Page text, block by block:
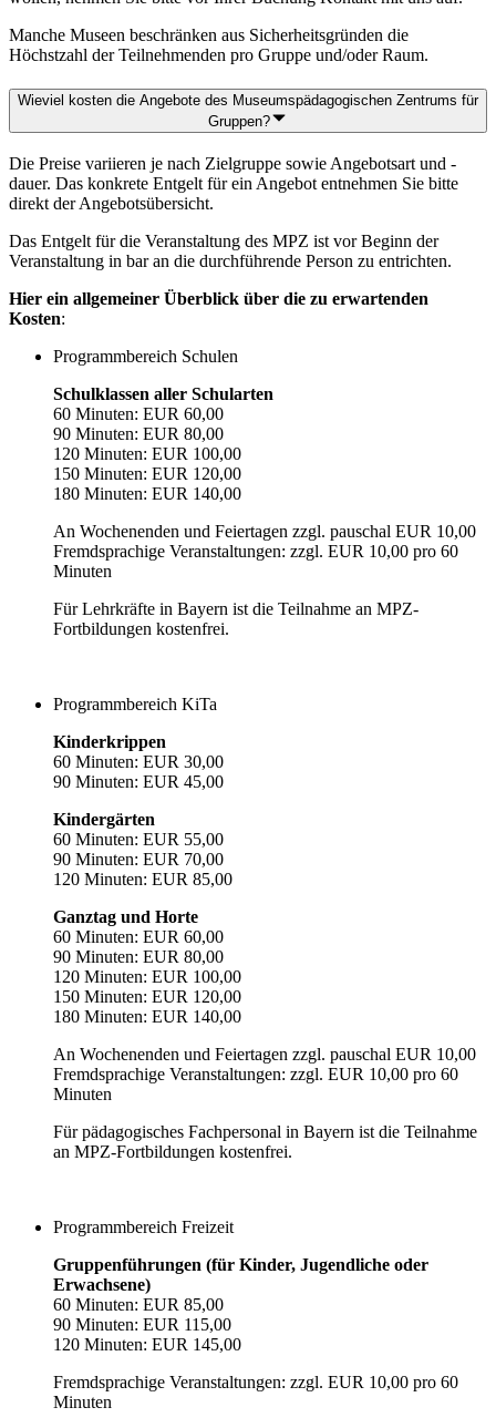
Manche Museen beschränken aus Sicherheitsgründen die
Höchstzahl der Teilnehmenden pro Gruppe und/oder Raum.
Wieviel kosten die Angebote des Museumspädagogischen Zentrums für
Gruppen?
Die Preise variieren je nach Zielgruppe sowie Angebotsart und -
dauer. Das konkrete Entgelt für ein Angebot entnehmen Sie bitte
direkt der Angebotsübersicht.
Das Entgelt für die Veranstaltung des MPZ ist vor Beginn der
Veranstaltung in bar an die durchführende Person zu entrichten.
Hier ein allgemeiner Überblick über die zu erwartenden
Kosten:
Programmbereich Schulen
Schulklassen aller Schularten
60 Minuten: EUR 60,00
90 Minuten: EUR 80,00
120 Minuten: EUR 100,00
150 Minuten: EUR 120,00
180 Minuten: EUR 140,00
An Wochenenden und Feiertagen zzgl. pauschal EUR 10,00
Fremdsprachige Veranstaltungen: zzgl. EUR 10,00 pro 60
Minuten
Für Lehrkräfte in Bayern ist die Teilnahme an MPZ-
Fortbildungen kostenfrei.
Programmbereich KiTa
Kinderkrippen
60 Minuten: EUR 30,00
90 Minuten: EUR 45,00
Kindergärten
60 Minuten: EUR 55,00
90 Minuten: EUR 70,00
120 Minuten: EUR 85,00
Ganztag und Horte
60 Minuten: EUR 60,00
90 Minuten: EUR 80,00
120 Minuten: EUR 100,00
150 Minuten: EUR 120,00
180 Minuten: EUR 140,00
An Wochenenden und Feiertagen zzgl. pauschal EUR 10,00
Fremdsprachige Veranstaltungen: zzgl. EUR 10,00 pro 60
Minuten
Für pädagogisches Fachpersonal in Bayern ist die Teilnahme
an MPZ-Fortbildungen kostenfrei.
Programmbereich Freizeit
Gruppenführungen (für Kinder, Jugendliche oder
Erwachsene)
60 Minuten: EUR 85,00
90 Minuten: EUR 115,00
120 Minuten: EUR 145,00
Fremdsprachige Veranstaltungen: zzgl. EUR 10,00 pro 60
Minuten